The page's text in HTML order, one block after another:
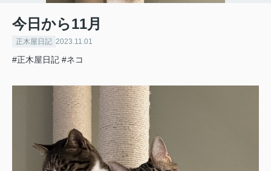
今日から11月
正木屋日記 2023.11.01
#正木屋日記 #ネコ